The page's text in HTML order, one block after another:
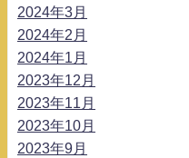
2024年3月
2024年2月
2024年1月
2023年12月
2023年11月
2023年10月
2023年9月